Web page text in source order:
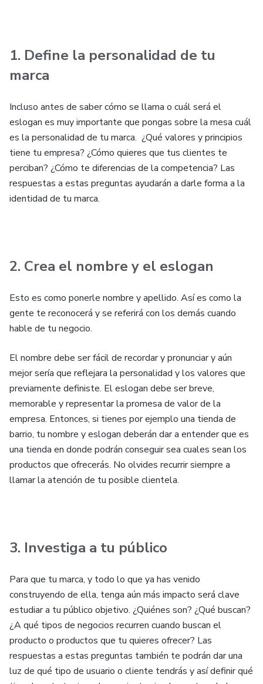
1. Define la personalidad de tu
marca
Incluso antes de saber cómo se llama o cuál será el
eslogan es muy importante que pongas sobre la mesa cuál
es la personalidad de tu marca. ¿Qué valores y principios
tiene tu empresa? ¿Cómo quieres que tus clientes te
perciban? ¿Cómo te diferencias de la competencia? Las
respuestas a estas preguntas ayudarán a darle forma a la
identidad de tu marca.
2. Crea el nombre y el eslogan
Esto es como ponerle nombre y apellido. Así es como la
gente te reconocerá y se referirá con los demás cuando
hable de tu negocio.
El nombre debe ser fácil de recordar y pronunciar y aún
mejor sería que reflejara la personalidad y los valores que
previamente definiste. El eslogan debe ser breve,
memorable y representar la promesa de valor de la
empresa. Entonces, si tienes por ejemplo una tienda de
barrio, tu nombre y eslogan deberán dar a entender que es
una tienda en donde podrán conseguir sea cuales sean los
productos que ofrecerás. No olvides recurrir siempre a
llamar la atención de tu posible clientela.
3. Investiga a tu público
Para que tu marca, y todo lo que ya has venido
construyendo de ella, tenga aún más impacto será clave
estudiar a tu público objetivo. ¿Quiénes son? ¿Qué buscan?
¿A qué tipos de negocios recurren cuando buscan el
producto o productos que tu quieres ofrecer? Las
respuestas a estas preguntas también te podrán dar una
luz de qué tipo de usuario o cliente tendrás y así definir qué